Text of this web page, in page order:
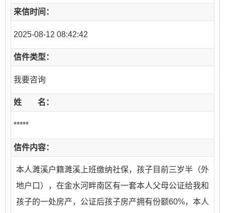
来信时间：
2025-08-12 08:42:42
信件类型：
我要咨询
姓 名：
*****
信件内容：
本人濉溪户籍濉溪上班缴纳社保，孩子目前三岁半（外
地户口），在金水河畔南区有一套本人父母公证给我和
孩子的一处房产，公证后孩子房产拥有份额60%，本人